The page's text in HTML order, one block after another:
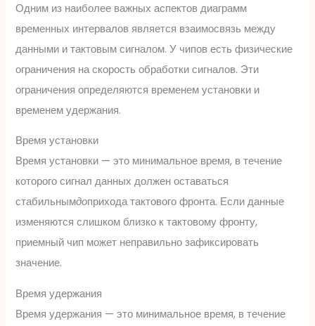
Одним из наиболее важных аспектов диаграмм
временных интервалов является взаимосвязь между
данными и тактовым сигналом. У чипов есть физические
ограничения на скорость обработки сигналов. Эти
ограничения определяются временем установки и
временем удержания.
Время установки
Время установки — это минимальное время, в течение
которого сигнал данных должен оставаться
стабильнымдоприхода тактового фронта. Если данные
изменяются слишком близко к тактовому фронту,
приемный чип может неправильно зафиксировать
значение.
Время удержания
Время удержания — это минимальное время, в течение